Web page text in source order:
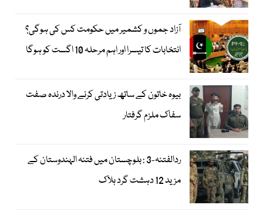
آزاد جموں و کشمیر میں حکومت کس کی ہوگی؟
انتخابات کا تیسرا اور اہم مرحلہ 10 اگست کو ہوگا
بیوہ خاتون کے ساتھ زیادتی کرنے والا درندہ صفت
سفاک ملزم گرفتار
ردالفتنہ-3 : بلوچستان میں فتنہ الہندوستان کے
مزید 12 دہشت گرد ہلاک